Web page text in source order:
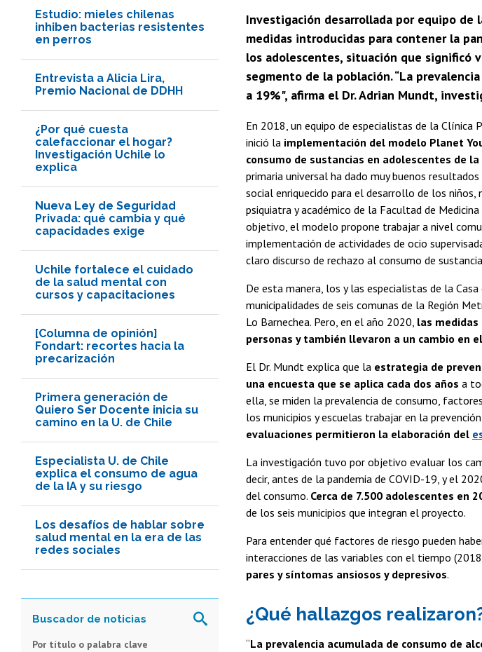
Estudio: mieles chilenas
inhiben bacterias resistentes
en perros
Entrevista a Alicia Lira,
Premio Nacional de DDHH
¿Por qué cuesta
calefaccionar el hogar?
Investigación Uchile lo
explica
Nueva Ley de Seguridad
Privada: qué cambia y qué
capacidades exige
Uchile fortalece el cuidado
de la salud mental con
cursos y capacitaciones
[Columna de opinión]
Fondart: recortes hacia la
precarización
Primera generación de
Quiero Ser Docente inicia su
camino en la U. de Chile
Especialista U. de Chile
explica el consumo de agua
de la IA y su riesgo
Los desafíos de hablar sobre
salud mental en la era de las
redes sociales
Investigación desarrollada por equipo de
medidas introducidas para contener la
los adolescentes, situación que significó
segmento de la población. “La
a 19%", afirma el Dr. Adrian Mundt,
En 2018, un equipo de especialistas de la Clínica
inició la implementación del modelo Planet
consumo de sustancias en adolescentes de
primaria universal ha dado muy buenos
social enriquecido para el desarrollo de los niños,
psiquiatra y académico de la Facultad de
objetivo, el modelo propone trabajar a nivel
implementación de actividades de ocio
claro discurso de rechazo al consumo de
De esta manera, los y las especialistas de la
municipalidades de seis comunas de la Región
Lo Barnechea. Pero, en el año 2020, las medidas
personas y también llevaron a un cambio en
El Dr. Mundt explica que la estrategia de
una encuesta que se aplica cada dos años a
ella, se miden la prevalencia de consumo,
los municipios y escuelas trabajar en la
evaluaciones permitieron la elaboración del
La investigación tuvo por objetivo evaluar los
decir, antes de la pandemia de COVID-19, y el
del consumo. Cerca de 7.500 adolescentes en
de los seis municipios que integran el proyecto.
Para entender qué factores de riesgo pueden
interacciones de las variables con el tiempo
pares y síntomas ansiosos y depresivos.
¿Qué hallazgos
“La prevalencia acumulada de consumo de
Por título o palabra clave